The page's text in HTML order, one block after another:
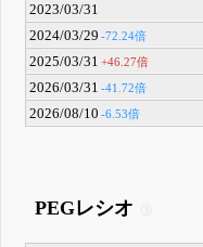
2023/03/31
2024/03/29 -72.24倍
2025/03/31 +46.27倍
2026/03/31 -41.72倍
2026/08/10 -6.53倍
PEGレシオ